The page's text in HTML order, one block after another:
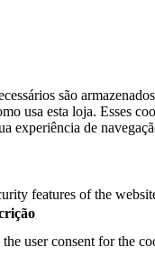
são
usa esta loja. Esses
experiência de
features of the
user consent for the